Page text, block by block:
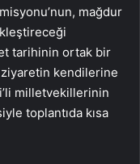
mağdur
tarihinin ortak bir
kendilerine
milletvekillerinin
toplantıda kısa